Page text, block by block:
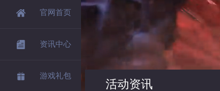
官网首页
资讯中心
游戏礼包
活动资讯